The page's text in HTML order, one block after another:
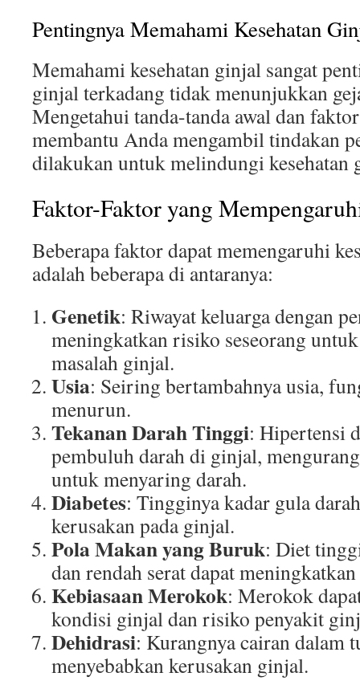
Pentingnya Memahami Kesehatan
Memahami kesehatan ginjal sangat
ginjal terkadang tidak menunjukkan
Mengetahui tanda-tanda awal dan
membantu Anda mengambil tindakan
dilakukan untuk melindungi kesehatan
Faktor-Faktor yang
Beberapa faktor dapat memengaruhi
adalah beberapa di antaranya:
Genetik: Riwayat keluarga dengan
meningkatkan risiko seseorang
masalah ginjal.
Usia: Seiring bertambahnya usia,
menurun.
Tekanan Darah Tinggi: Hipertensi
pembuluh darah di ginjal,
untuk menyaring darah.
Diabetes: Tingginya kadar gula
kerusakan pada ginjal.
Pola Makan yang Buruk: Diet
dan rendah serat dapat
Kebiasaan Merokok: Merokok
kondisi ginjal dan risiko penyakit
Dehidrasi: Kurangnya cairan dalam
menyebabkan kerusakan ginjal.